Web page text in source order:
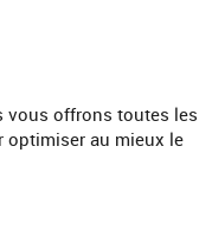
vous offrons toutes les
optimiser au mieux le